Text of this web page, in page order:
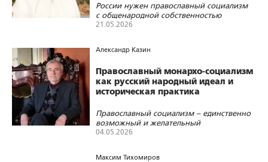
России нужен православный социализм
с общенародной собственностью
21.05.2026
Александр Казин
Православный монархо-социализм
как русский народный идеал и
историческая практика
Православный социализм – единственно
возможный и желательный
национальный проект для России
04.05.2026
Максим Тихомиров